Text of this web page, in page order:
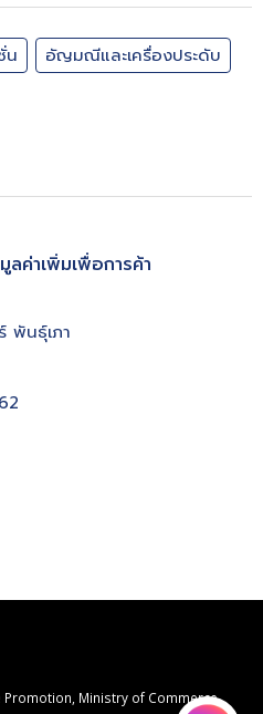
น
อัญมณีและเครื่องประดับ
ลค่าเพิ่มเพื่อการค้า
พันธุ์เภา
Ministry of Commerce,